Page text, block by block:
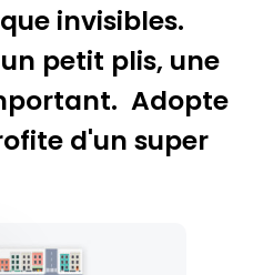
invisibles.
petit plis, une
Adopte
d'un super